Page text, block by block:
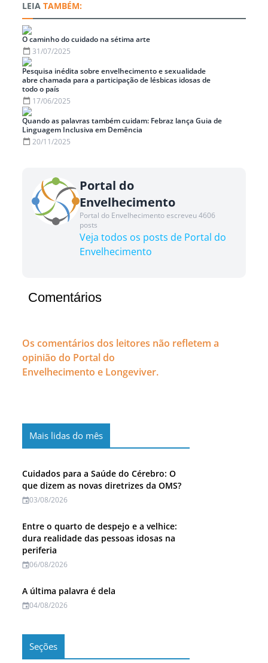
TAMBÉM:
O caminho do cuidado na sétima arte
31/07/2025
Pesquisa inédita sobre envelhecimento e sexualidade
abre chamada para a participação de lésbicas idosas de
todo o país
17/06/2025
Quando as palavras também cuidam: Febraz lança Guia de
Linguagem Inclusiva em Demência
20/11/2025
Portal do
Envelhecimento
Portal do Envelhecimento escreveu 4606
posts
Veja todos os posts de Portal do
Envelhecimento
Comentários
Os comentários dos leitores não refletem a
opinião do Portal do
Envelhecimento e Longeviver.
Mais lidas do mês
Cuidados para a Saúde do Cérebro: O
que dizem as novas diretrizes da OMS?
03/08/2026
Entre o quarto de despejo e a velhice:
dura realidade das pessoas idosas na
periferia
06/08/2026
A última palavra é dela
04/08/2026
Seções